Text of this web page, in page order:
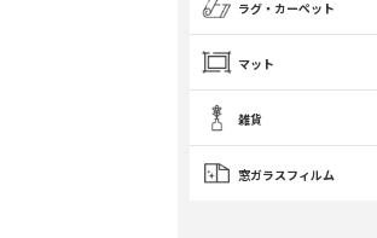
ラグ・カーペット
マット
雑貨
窓ガラスフィルム